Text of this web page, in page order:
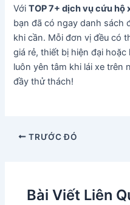
VớiTOP 7+ dịch vụ cứu hộ
bạn đã có ngay danh sách
khi cần. Mỗi đơn vị đều có
giá rẻ, thiết bị hiện đại
luôn yên tâm khi lái xe trên
đầy thử thách!
TRƯỚC ĐÓ
Bài Viết Liên